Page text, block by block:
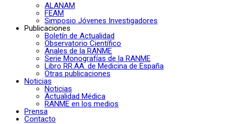
ALANAM
FEAM
Simposio Jóvenes Investigadores
Publicaciones
Boletín de Actualidad
Observatorio Científico
Anales de la RANME
Serie Monografías de la RANME
Libro RR.AA. de Medicina de España
Otras publicaciones
Noticias
Noticias
Actualidad Médica
RANME en los medios
Prensa
Contacto